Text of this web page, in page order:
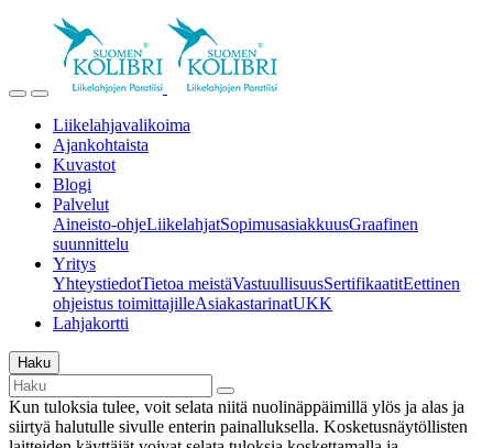
Liikelahjavalikoima
Ajankohtaista
Kuvastot
Blogi
Palvelut
Aineisto-ohjeLiikelahjatSopimusasiakkuusGraafinen
suunnittelu
Yritys
YhteystiedotTietoa meistäVastuullisuusSertifikaatitEettinen
ohjeistus toimittajilleAsiakastarinatUKK
Lahjakortti
Haku
Kun tuloksia tulee, voit selata niitä nuolinäppäimillä ylös ja alas ja
siirtyä halutulle sivulle enterin painalluksella. Kosketusnäytöllisten